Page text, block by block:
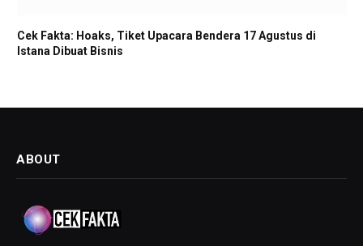
Cek Fakta: Hoaks, Tiket Upacara Bendera 17 Agustus di
Istana Dibuat Bisnis
ABOUT